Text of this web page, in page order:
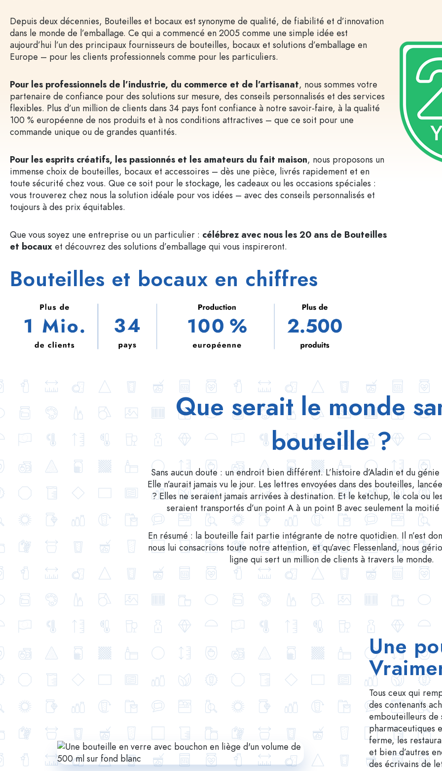
Couvercles et fermetures
Accessoires
Nouveautés
Bouteilles par application
Bouteilles d'huile et de vinaigre
Bouteilles de vin
Bouteilles de bière
Flacons pharmaceutiques
Bouteilles de lait
Bouteilles d'alcool
Bouteilles de liqueur
Bouteilles de jus de fruit
Flacons vernis à ongles
Mignonnettes
Bouteilles pour
Bouteilles avec motif
Bouteilles de gin
Bouteilles de Noël
Bouteilles
Bouteilles par forme
Bouteilles à goulot long
Bouteilles polygonales
Bouteilles à épaulement rond
Flasques
Bouteilles à col large
Bouteilles
Dames-jeannes
Bouteilles en plastique
Bouteilles en aluminium
Depuis deux décennies, Bouteilles et bocaux est synonyme de qualité, de fiabilité et d’innovation
dans le monde de l’emballage. Ce qui a commencé en 2005 comme une simple idée est
aujourd’hui l’un des principaux fournisseurs de bouteilles, bocaux et solutions d’emballage en
Europe – pour les clients professionnels comme pour les particuliers.
Pour les professionnels de l’industrie, du commerce et de l’artisanat, nous sommes votre
partenaire de confiance pour des solutions sur mesure, des conseils personnalisés et des services
flexibles. Plus d’un million de clients dans 34 pays font confiance à notre savoir-faire, à la qualité
100 % européenne de nos produits et à nos conditions attractives – que ce soit pour une
commande unique ou de grandes quantités.
Pour les esprits créatifs, les passionnés et les amateurs du fait maison, nous proposons un
immense choix de bouteilles, bocaux et accessoires – dès une pièce, livrés rapidement et en
toute sécurité chez vous. Que ce soit pour le stockage, les cadeaux ou les occasions spéciales :
vous trouverez chez nous la solution idéale pour vos idées – avec des conseils personnalisés et
toujours à des prix équitables.
Que vous soyez une entreprise ou un particulier : célébrez avec nous les 20 ans de Bouteilles
et bocaux et découvrez des solutions d’emballage qui vous inspireront.
Bouteilles et bocaux en chiffres
Que serait le monde
bouteille ?
Sans aucun doute : un endroit bien différent. L’histoire d’Aladin et du
Elle n’aurait jamais vu le jour. Les lettres envoyées dans des bouteilles,
? Elles ne seraient jamais arrivées à destination. Et le ketchup, le cola ou
seraient transportés d’un point A à un point B avec seulement la
En résumé : la bouteille fait partie intégrante de notre quotidien. Il n’est
nous lui consacrions toute notre attention, et qu’avec Flessenland, nous
ligne qui sert un million de clients à travers le monde.
Une
Tous ceux qui
des contenants
embouteilleurs de
pharmaceutiques
ferme, les
et bien d’autres
des écrivains de